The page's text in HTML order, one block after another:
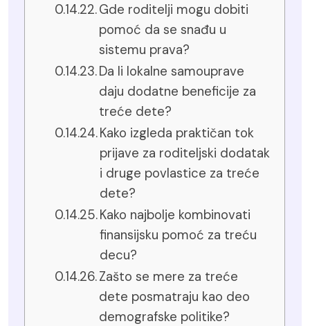
Gde roditelji mogu dobiti
pomoć da se snađu u
sistemu prava?
Da li lokalne samouprave
daju dodatne beneficije za
treće dete?
Kako izgleda praktičan tok
prijave za roditeljski dodatak
i druge povlastice za treće
dete?
Kako najbolje kombinovati
finansijsku pomoć za treću
decu?
Zašto se mere za treće
dete posmatraju kao deo
demografske politike?